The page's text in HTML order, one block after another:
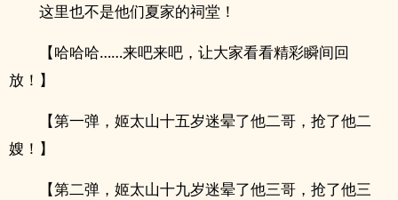
这里也不是他们夏家的祠堂！
【哈哈哈……来吧来吧，让大家看看精彩瞬间回
放！】
【第一弹，姬太山十五岁迷晕了他二哥，抢了他二
嫂！】
【第二弹，姬太山十九岁迷晕了他三哥，抢了他三